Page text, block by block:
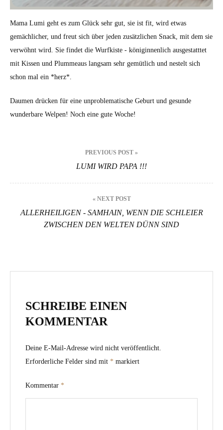
Mama Lumi geht es zum Glück sehr gut, sie ist fit, wird etwas
gemächlicher, und freut sich über jeden zusätzlichen Snack, mit dem sie
verwöhnt wird. Sie findet die Wurfkiste - königinnenlich ausgestatttet
mit Kissen und Plummeaus langsam sehr gemütlich und nestelt sich
schon mal ein *herz*.
Daumen drücken für eine unproblematische Geburt und gesunde
wunderbare Welpen! Noch eine gute Woche!
Navigation
PREVIOUS POST »
LUMI WIRD PAPA !!!
« NEXT POST
ALLERHEILIGEN - SAMHAIN, WENN DIE SCHLEIER
ZWISCHEN DEN WELTEN DÜNN SIND
SCHREIBE EINEN
KOMMENTAR
Deine E-Mail-Adresse wird nicht veröffentlicht.
Erforderliche Felder sind mit * markiert
Kommentar *